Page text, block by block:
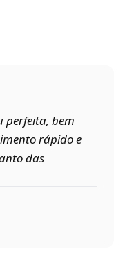
perfeita, bem
rápido e
das